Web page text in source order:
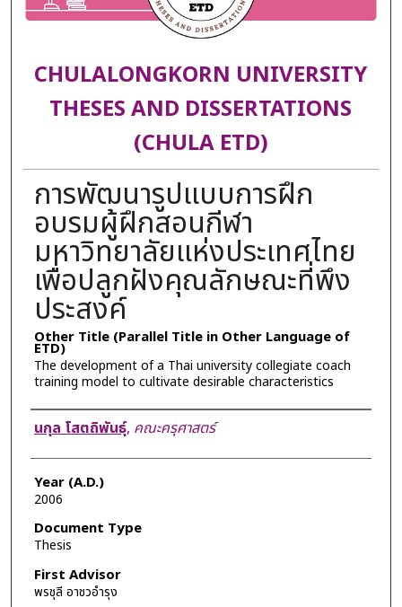
CHULALONGKORN UNIVERSITY
THESES AND DISSERTATIONS
(CHULA ETD)
การพัฒนารูปแบบการฝึก
อบรมผู้ฝึกสอนกีฬา
มหาวิทยาลัยแห่งประเทศไทย
เพื่อปลูกฝังคุณลักษณะที่พึง
ประสงค์
Other Title (Parallel Title in Other Language of
ETD)
The development of a Thai university collegiate coach
training model to cultivate desirable characteristics
Author
นกุล โสตถิพันธุ์, คณะครุศาสตร์
Year (A.D.)
2006
Document Type
Thesis
First Advisor
พรชุลี อาชวอำรุง